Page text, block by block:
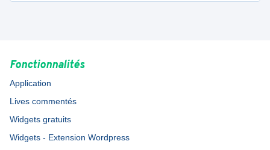
Fonctionnalités
Application
Lives commentés
Widgets gratuits
Widgets - Extension Wordpress